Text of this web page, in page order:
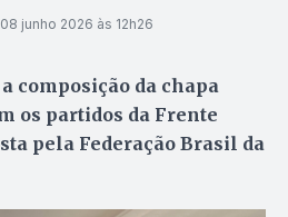
08 junho 2026 às 12h26
composição da chapa
os partidos da Frente
pela Federação Brasil da